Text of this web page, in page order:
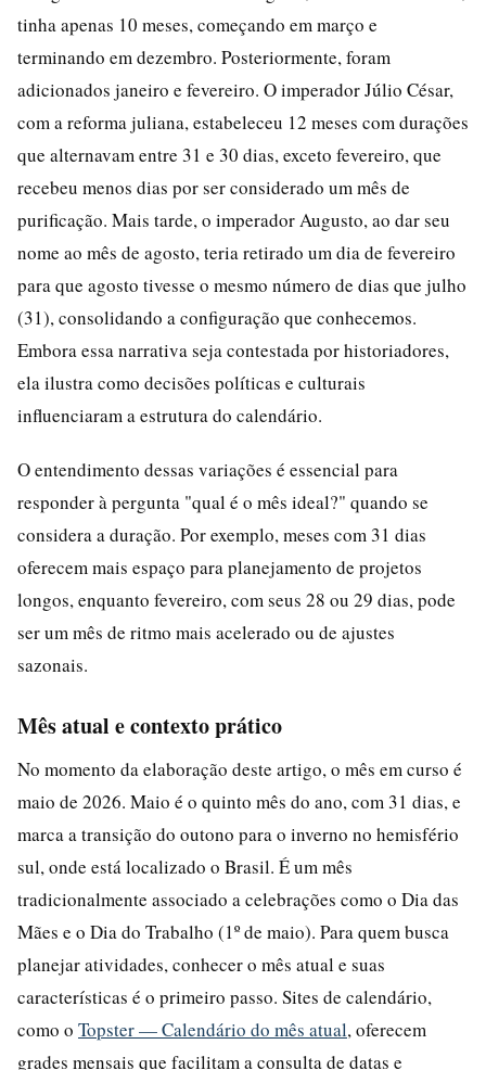
tinha apenas 10 meses, começando em março e
terminando em dezembro. Posteriormente, foram
adicionados janeiro e fevereiro. O imperador Júlio César,
com a reforma juliana, estabeleceu 12 meses com durações
que alternavam entre 31 e 30 dias, exceto fevereiro, que
recebeu menos dias por ser considerado um mês de
purificação. Mais tarde, o imperador Augusto, ao dar seu
nome ao mês de agosto, teria retirado um dia de fevereiro
para que agosto tivesse o mesmo número de dias que julho
(31), consolidando a configuração que conhecemos.
Embora essa narrativa seja contestada por historiadores,
ela ilustra como decisões políticas e culturais
influenciaram a estrutura do calendário.
O entendimento dessas variações é essencial para
responder à pergunta "qual é o mês ideal?" quando se
considera a duração. Por exemplo, meses com 31 dias
oferecem mais espaço para planejamento de projetos
longos, enquanto fevereiro, com seus 28 ou 29 dias, pode
ser um mês de ritmo mais acelerado ou de ajustes
sazonais.
Mês atual e contexto prático
No momento da elaboração deste artigo, o mês em curso é
maio de 2026. Maio é o quinto mês do ano, com 31 dias, e
marca a transição do outono para o inverno no hemisfério
sul, onde está localizado o Brasil. É um mês
tradicionalmente associado a celebrações como o Dia das
Mães e o Dia do Trabalho (1º de maio). Para quem busca
planejar atividades, conhecer o mês atual e suas
características é o primeiro passo. Sites de calendário,
como o Topster — Calendário do mês atual, oferecem
grades mensais que facilitam a consulta de datas e